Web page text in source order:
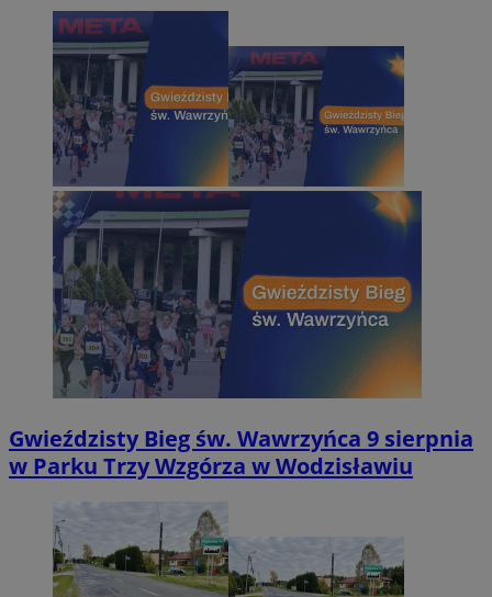
Gwieździsty Bieg św. Wawrzyńca 9 sierpnia
w Parku Trzy Wzgórza w Wodzisławiu